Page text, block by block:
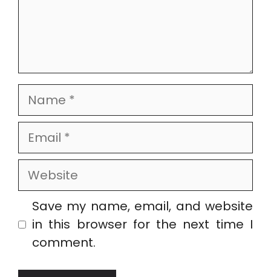
Name
Email
Website
Save my name, email, and website
in this browser for the next time I
comment.